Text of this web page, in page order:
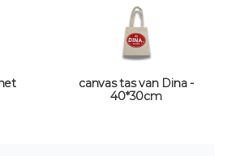
canvas tas van Dina -
40*30cm